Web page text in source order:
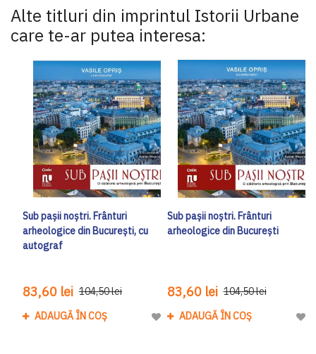
Alte titluri din imprintul Istorii Urbane
care te-ar putea interesa:
Sub pașii noștri. Frânturi
arheologice din București, cu
autograf
83,60 lei 104,50 lei
ADAUGĂ ÎN COȘ
Adaugă la Lista de Dorinte
Sub pașii noștri. Frânturi
arheologice din București
83,60 lei 104,50 lei
ADAUGĂ ÎN COȘ